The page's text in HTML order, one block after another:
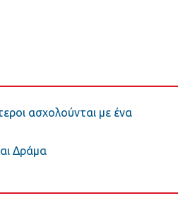
ασχολούνται με ένα
Δράμα